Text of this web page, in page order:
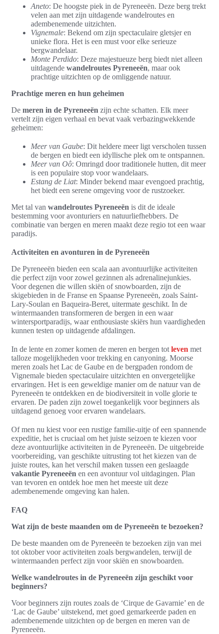
Aneto: De hoogste piek in de Pyreneeën. Deze berg trekt
velen aan met zijn uitdagende wandelroutes en
adembenemende uitzichten.
Vignemale: Bekend om zijn spectaculaire gletsjer en
unieke flora. Het is een must voor elke serieuze
bergwandelaar.
Monte Perdido: Deze majestueuze berg biedt niet alleen
uitdagende wandelroutes Pyreneeën, maar ook
prachtige uitzichten op de omliggende natuur.
Prachtige meren en hun geheimen
De meren in de Pyreneeën zijn echte schatten. Elk meer
vertelt zijn eigen verhaal en bevat vaak verbazingwekkende
geheimen:
Meer van Gaube: Dit heldere meer ligt verscholen tussen
de bergen en biedt een idyllische plek om te ontspannen.
Meer van Oô: Omringd door traditionele hutten, dit meer
is een populaire stop voor wandelaars.
Estang de Liat: Minder bekend maar evengoed prachtig,
het biedt een serene omgeving voor de rustzoeker.
Met tal van wandelroutes Pyreneeën is dit de ideale
bestemming voor avonturiers en natuurliefhebbers. De
combinatie van bergen en meren maakt deze regio tot een waar
paradijs.
Activiteiten en avonturen in de Pyreneeën
De Pyreneeën bieden een scala aan avontuurlijke activiteiten
die perfect zijn voor zowel gezinnen als adrenalinejunkies.
Voor degenen die willen skiën of snowboarden, zijn de
skigebieden in de Franse en Spaanse Pyreneeën, zoals Saint-
Lary-Soulan en Baqueira-Beret, uitermate geschikt. In de
wintermaanden transformeren de bergen in een waar
wintersportparadijs, waar enthousiaste skiërs hun vaardigheden
kunnen testen op uitdagende afdalingen.
In de lente en zomer komen de meren en bergen tot leven met
talloze mogelijkheden voor trekking en canyoning. Moorse
meren zoals het Lac de Gaube en de bergpaden rondom de
Vignemale bieden spectaculaire uitzichten en onvergetelijke
ervaringen. Het is een geweldige manier om de natuur van de
Pyreneeën te ontdekken en de biodiversiteit in volle glorie te
ervaren. De paden zijn zowel toegankelijk voor beginners als
uitdagend genoeg voor ervaren wandelaars.
Of men nu kiest voor een rustige familie-uitje of een spannende
expeditie, het is cruciaal om het juiste seizoen te kiezen voor
deze avontuurlijke activiteiten in de Pyreneeën. De uitgebreide
voorbereiding, van geschikte uitrusting tot het kiezen van de
juiste routes, kan het verschil maken tussen een geslaagde
vakantie Pyreneeën en een avontuur vol uitdagingen. Plan
van tevoren en ontdek hoe men het meeste uit deze
adembenemende omgeving kan halen.
FAQ
Wat zijn de beste maanden om de Pyreneeën te bezoeken?
De beste maanden om de Pyreneeën te bezoeken zijn van mei
tot oktober voor activiteiten zoals bergwandelen, terwijl de
wintermaanden perfect zijn voor skiën en snowboarden.
Welke wandelroutes in de Pyreneeën zijn geschikt voor
beginners?
Voor beginners zijn routes zoals de ‘Cirque de Gavarnie’ en de
‘Lac de Gaube’ uitstekend, met goed gemarkeerde paden en
adembenemende uitzichten op de bergen en meren van de
Pyreneeën.